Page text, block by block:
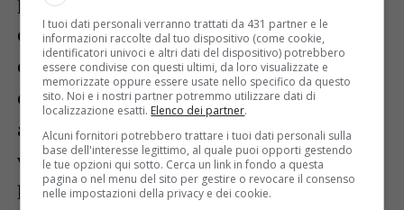
città di Gattinara, sulla pianura vercellese
e sull’imponente scenario del Monte Rosa
e delle vette valsesiane. A fare da cornice
alle emozioni della gara saranno inoltre i
vigneti del celebre Gattinara DOCG, con i
loro filari ordinati adagiati sulle colline,
I tuoi dati personali verranno trattati da 431 partner e le
informazioni raccolte dal tuo dispositivo (come cookie,
identificatori univoci e altri dati del dispositivo) potrebbero
essere condivise con questi ultimi, da loro visualizzate e
memorizzate oppure essere usate nello specifico da questo
sito. Noi e i nostri partner potremmo utilizzare dati di
localizzazione esatti. Elenco dei partner.
Alcuni fornitori potrebbero trattare i tuoi dati personali sulla
base dell'interesse legittimo, al quale puoi opporti gestendo
le tue opzioni qui sotto. Cerca un link in fondo a questa
pagina o nel menu del sito per gestire o revocare il consenso
nelle impostazioni della privacy e dei cookie.